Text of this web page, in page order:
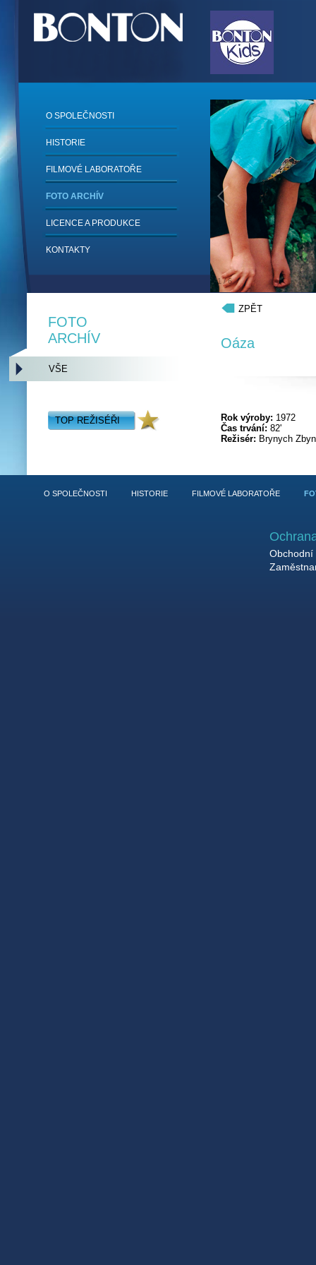
1/6
O SPOLEČNOSTI
HISTORIE
FILMOVÉ LABORATOŘE
FOTO ARCHÍV
LICENCE A PRODUKCE
KONTAKTY
ZPĚT
Oáza
Rok výroby: 1972
Čas trvání: 82'
Režisér: Brynych
FOTO
ARCHÍV
VŠE
TOP REŽISÉŘI
O SPOLEČNOSTI HISTORIE FILMOVÉ LABORATOŘE
Obchodní